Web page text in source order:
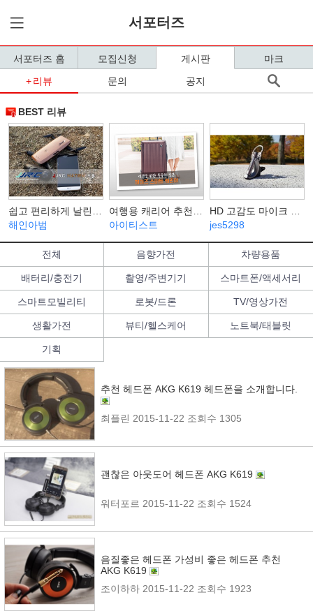
서포터즈
서포터즈 홈 모집신청 게시판
마크
리뷰
문의 공지
BEST 리뷰
해인아범
아이티스트
jes5298
전체 음향가전 차량용품
배터리/충전기 촬영/주변기기 스마트폰/액세서리
스마트모빌리티 로봇/드론 TV/영상가전
생활가전 뷰티/헬스케어 노트북/태블릿
기획
추천 헤드폰 AKG K619 헤드폰을 소개합니다.
최플린 2015-11-22 조회수 1305
괜찮은 아웃도어 헤드폰 AKG K619
워터포르 2015-11-22 조회수 1524
음질좋은 헤드폰 가성비 좋은 헤드폰 추천
AKG K619
조이하하 2015-11-22 조회수 1923